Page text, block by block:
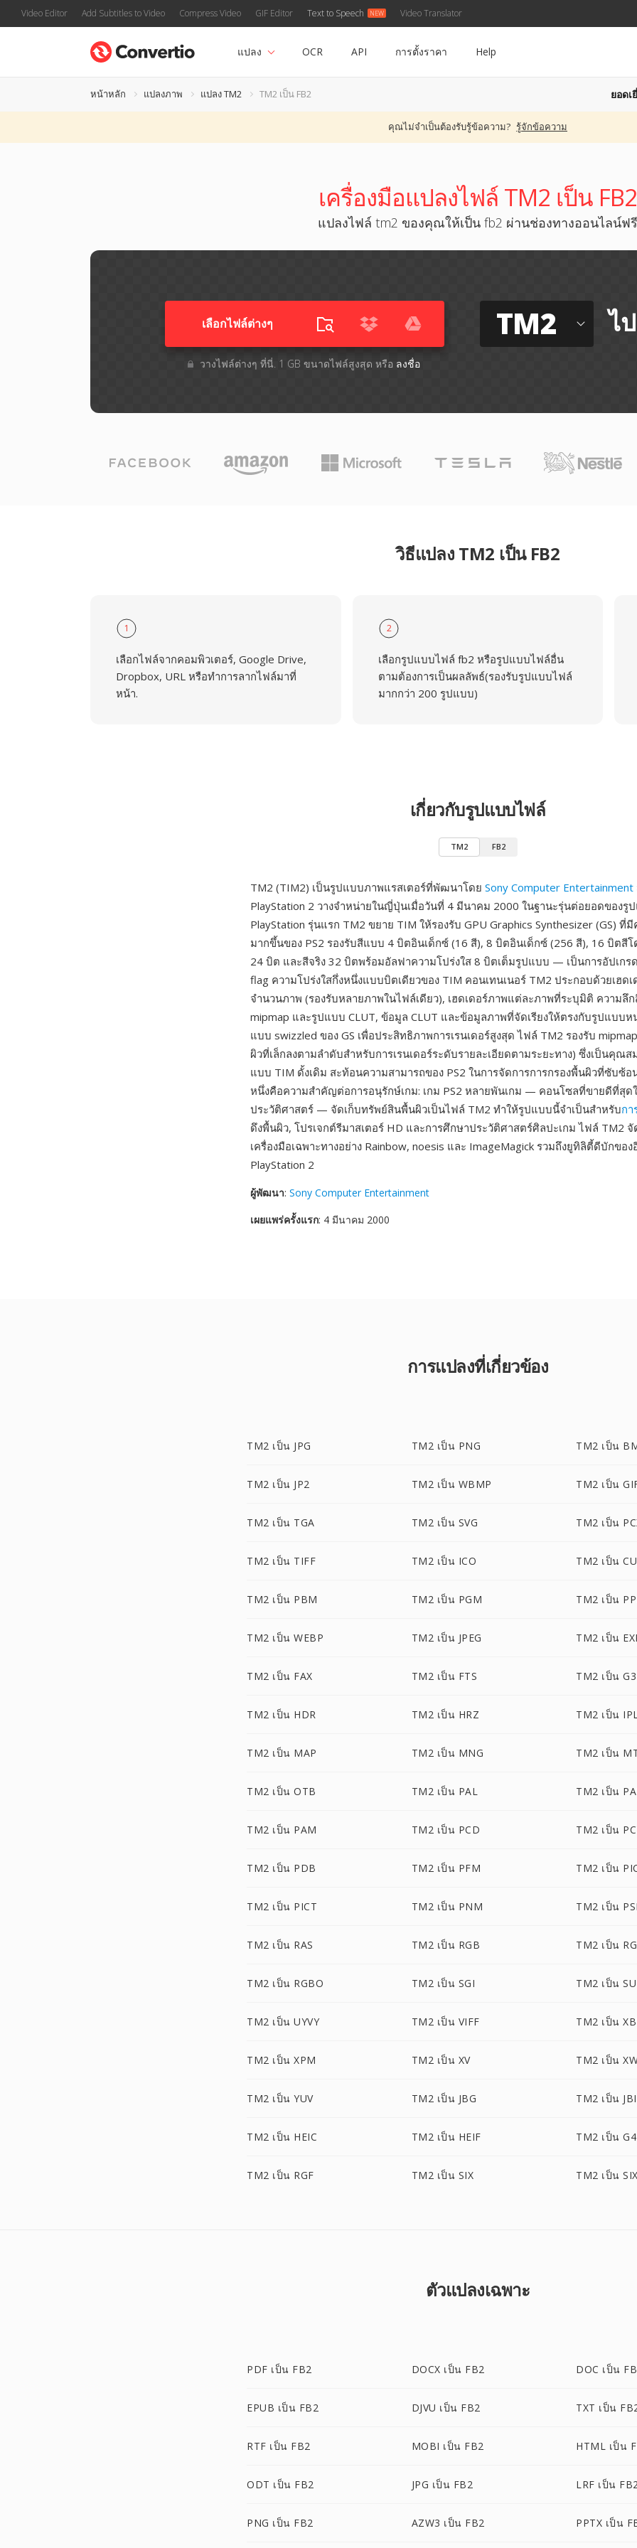
Video Editor Add Subtitles to Video Compress Video GIF Editor Text to Speech Video Translator
แปลง OCR API การตั้งราคา Help
หน้าหลัก แปลงภาพ แปลง TM2 TM2 เป็น FB2 ยอดเ
คุณไม่จำเป็นต้องรับรู้ข้อความ? รู้จักข้อความ
เครื่องมือแปลงไฟล์ TM2 เป็น FB2
แปลงไฟล์ tm2 ของคุณให้เป็น fb2 ผ่านช่องทางออนไลน์ฟรี
เลือกไฟล์ต่างๆ​
วางไฟล์ต่างๆ​ ที่นี่. 1 GB ขนาดไฟล์สูงสุด หรือ ลงชื่อ
TM2 ไ
วิธีแปลง TM2 เป็น FB2
1
เลือกไฟล์จากคอมพิวเตอร์, Google Drive,
Dropbox, URL หรือทำการลากไฟล์มาที่
หน้า.
2
เลือกรูปแบบไฟล์ fb2 หรือรูปแบบไฟล์อื่น
ตามต้องการเป็นผลลัพธ์(รองรับรูปแบบไฟล์
มากกว่า 200 รูปแบบ)
เกี่ยวกับรูปแบบไฟล์
TM2 FB2
TM2 (TIM2) เป็นรูปแบบภาพแรสเตอร์ที่พัฒนาโดย Sony Computer Entertainment
PlayStation 2 วางจำหน่ายในญี่ปุ่นเมื่อวันที่ 4 มีนาคม 2000 ในฐานะรุ่นต่อยอดของรู
PlayStation รุ่นแรก TM2 ขยาย TIM ให้รองรับ GPU Graphics Synthesizer (GS) ที่
มากขึ้นของ PS2 รองรับสีแบบ 4 บิตอินเด็กซ์ (16 สี), 8 บิตอินเด็กซ์ (256 สี), 16 บิตสีโ
24 บิต และสีจริง 32 บิตพร้อมอัลฟาความโปร่งใส 8 บิตเต็มรูปแบบ — เป็นการอัปเก
flag ความโปร่งใสกึ่งหนึ่งแบบบิตเดียวของ TIM คอนเทนเนอร์ TM2 ประกอบด้วยเฮด
จำนวนภาพ (รองรับหลายภาพในไฟล์เดียว), เฮดเดอร์ภาพแต่ละภาพที่ระบุมิติ ความลึ
mipmap และรูปแบบ CLUT, ข้อมูล CLUT และข้อมูลภาพที่จัดเรียงให้ตรงกับรูปแบบห
แบบ swizzled ของ GS เพื่อประสิทธิภาพการเรนเดอร์สูงสุด ไฟล์ TM2 รองรับ
ผิวที่เล็กลงตามลำดับสำหรับการเรนเดอร์ระดับรายละเอียดตามระยะทาง) ซึ่งเป็นคุณ
แบบ TIM ดั้งเดิม สะท้อนความสามารถของ PS2 ในการจัดการการกรองพื้นผิวที่ซับซ้
หนึ่งคือความสำคัญต่อการอนุรักษ์เกม: เกม PS2 หลายพันเกม — คอนโซลที่ขายดีที่สุด
ประวัติศาสตร์ — จัดเก็บทรัพย์สินพื้นผิวเป็นไฟล์ TM2 ทำให้รูปแบบนี้จำเป็นสำหรับกา
ดึงพื้นผิว, โปรเจกต์รีมาสเตอร์ HD และการศึกษาประวัติศาสตร์ศิลปะเกม ไฟล์ TM2
เครื่องมือเฉพาะทางอย่าง Rainbow, noesis และ ImageMagick รวมถึงยูทิลิตี้ดีบักของ
PlayStation 2
ผู้พัฒนา: Sony Computer Entertainment
เผยแพร่ครั้งแรก: 4 มีนาคม 2000
การแปลงที่เกี่ยวข้อง
TM2 เป็น JPG TM2 เป็น PNG TM2 เป็น
TM2 เป็น JP2 TM2 เป็น WBMP TM2 เป็น
TM2 เป็น TGA TM2 เป็น SVG TM2 เป็น
TM2 เป็น TIFF TM2 เป็น ICO TM2 เป็น
TM2 เป็น PBM TM2 เป็น PGM TM2 เป็น
TM2 เป็น WEBP TM2 เป็น JPEG TM2 เป็น
TM2 เป็น FAX TM2 เป็น FTS TM2 เป็น G3
TM2 เป็น HDR TM2 เป็น HRZ TM2 เป็น
TM2 เป็น MAP TM2 เป็น MNG TM2 เป็น
TM2 เป็น OTB TM2 เป็น PAL TM2 เป็น
TM2 เป็น PAM TM2 เป็น PCD TM2 เป็น
TM2 เป็น PDB TM2 เป็น PFM TM2 เป็น
TM2 เป็น PICT TM2 เป็น PNM TM2 เป็น
TM2 เป็น RAS TM2 เป็น RGB TM2 เป็น
TM2 เป็น RGBO TM2 เป็น SGI TM2 เป็น
TM2 เป็น UYVY TM2 เป็น VIFF TM2 เป็น
TM2 เป็น XPM TM2 เป็น XV TM2 เป็น
TM2 เป็น YUV TM2 เป็น JBG TM2 เป็น
TM2 เป็น HEIC TM2 เป็น HEIF TM2 เป็น G4
TM2 เป็น RGF TM2 เป็น SIX TM2 เป็น
ตัวแปลงเฉพาะ
PDF เป็น FB2 DOCX เป็น FB2 DOC เป็น
EPUB เป็น FB2 DJVU เป็น FB2 TXT เป็น
RTF เป็น FB2 MOBI เป็น FB2 HTML เป็น
ODT เป็น FB2 JPG เป็น FB2 LRF เป็น
PNG เป็น FB2 AZW3 เป็น FB2 PPTX เป็น